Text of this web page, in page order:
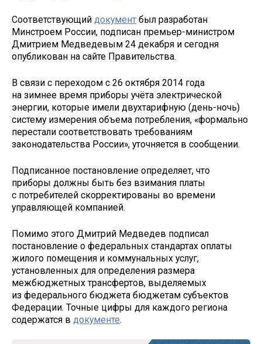
Соответствующий документ был разработан
Минстроем России, подписан премьер-министром
Дмитрием Медведевым 24 декабря и сегодня
опубликован на сайте Правительства.
В связи с переходом с 26 октября 2014 года
на зимнее время приборы учёта электрической
энергии, которые имели двухтарифную (день-ночь)
систему измерения объема потребления, «формально
перестали соответствовать требованиям
законодательства России», уточняется в сообщении.
Подписанное постановление определяет, что
приборы должны быть без взимания платы
с потребителей скорректированы во времени
управляющей компанией.
Помимо этого Дмитрий Медведев подписал
постановление о федеральных стандартах оплаты
жилого помещения и коммунальных услуг,
установленных для определения размера
межбюджетных трансфертов, выделяемых
из федерального бюджета бюджетам субъектов
Федерации. Точные цифры для каждого региона
содержатся в документе.